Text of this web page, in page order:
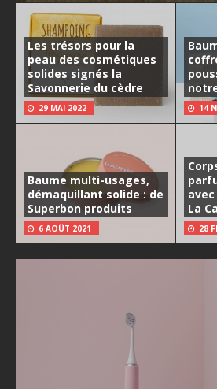
Les trésors pour la
peau des cosmétiques
solides signés la
Savonnerie du cèdre
29 MAI 2022 14
Baume multi-usages,
démaquillant solide : de
Superbon produits
6 AOÛT 2021
avec
La
28